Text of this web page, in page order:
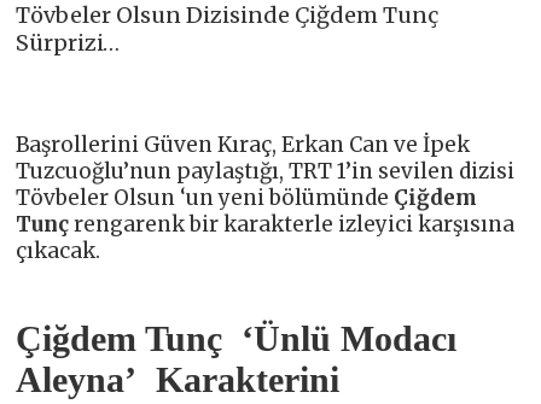
Tövbeler Olsun Dizisinde Çiğdem Tunç
Sürprizi…
Başrollerini Güven Kıraç, Erkan Can ve İpek
Tuzcuoğlu’nun paylaştığı, TRT 1’in sevilen dizisi
Tövbeler Olsun ‘un yeni bölümünde Çiğdem
Tunçrengarenk bir karakterle izleyici karşısına
çıkacak.
Çiğdem Tunç ‘Ünlü Modacı
Aleyna’ Karakterini